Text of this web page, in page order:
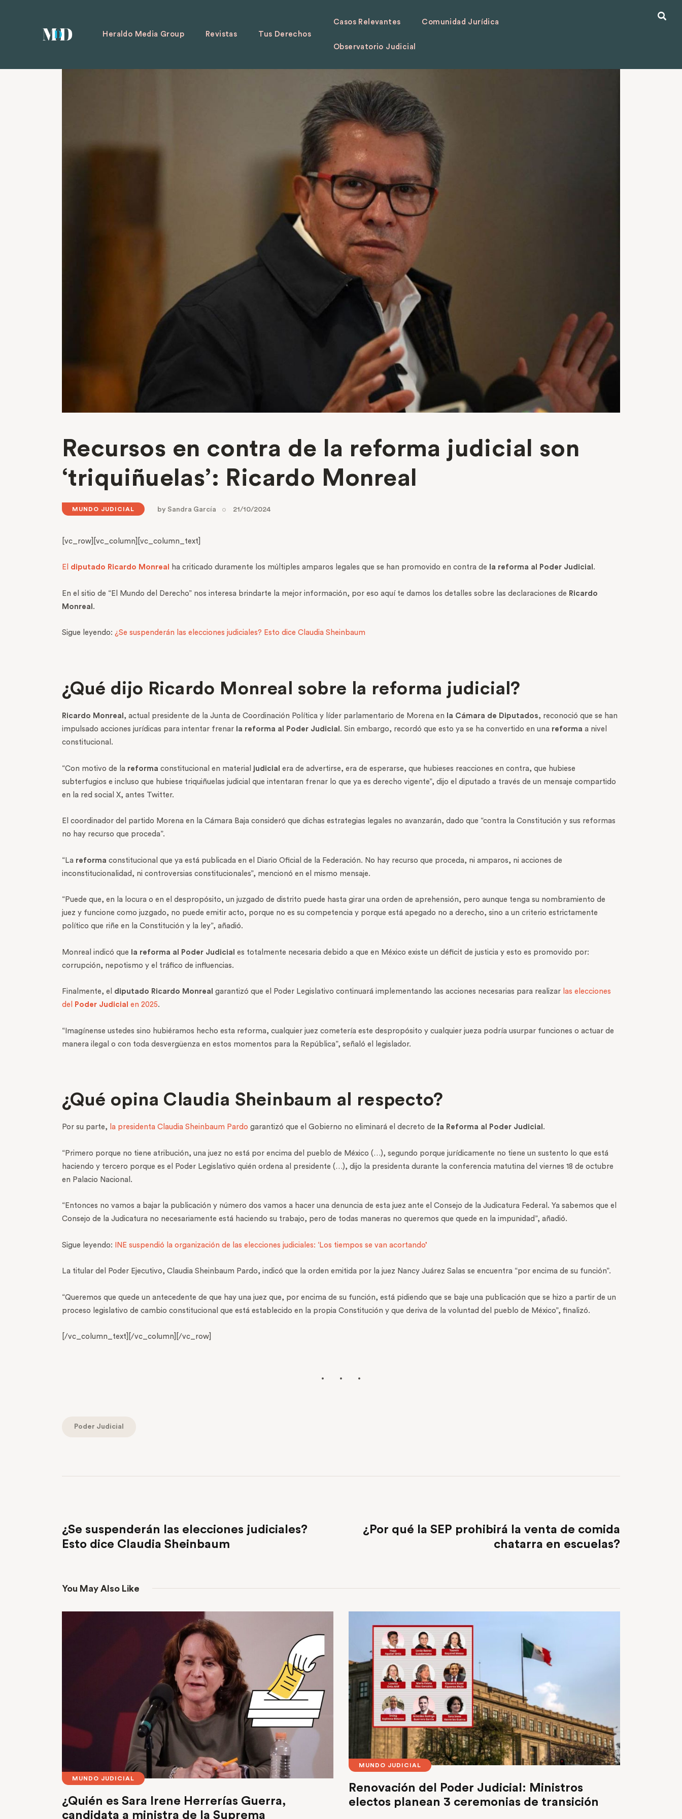
Heraldo Media Group Revistas Tus Derechos
Casos Relevantes Comunidad Jurídica
Observatorio Judicial
Recursos en contra de la reforma judicial son
‘triquiñuelas’: Ricardo Monreal
MUNDO JUDICIAL bySandra García 21/10/2024
[vc_row][vc_column][vc_column_text]
El diputado Ricardo Monreal ha criticado duramente los múltiples amparos legales que se han promovido en contra de la reforma al Poder Judicial .
En el sitio de “El Mundo del Derecho” nos interesa brindarte la mejor información, por eso aquí te damos los detalles sobre las declaraciones de Ricardo
Monreal .
Sigue leyendo: ¿Se suspenderán las elecciones judiciales? Esto dice Claudia Sheinbaum
¿Qué dijo Ricardo Monreal sobre la reforma judicial?
Ricardo Monreal , actual presidente de la Junta de Coordinación Política y líder parlamentario de Morena en la Cámara de Diputados, reconoció que se han
impulsado acciones jurídicas para intentar frenar la reforma al Poder Judicial . Sin embargo, recordó que esto ya se ha convertido en una reforma a nivel
constitucional.
“Con motivo de la reforma constitucional en material judicial era de advertirse, era de esperarse, que hubieses reacciones en contra, que hubiese
subterfugios e incluso que hubiese triquiñuelas judicial que intentaran frenar lo que ya es derecho vigente”, dijo el diputado a través de un mensaje compartido
en la red social X, antes Twitter.
El coordinador del partido Morena en la Cámara Baja consideró que dichas estrategias legales no avanzarán, dado que “contra la Constitución y sus reformas
no hay recurso que proceda”.
“La reforma constitucional que ya está publicada en el Diario Oficial de la Federación. No hay recurso que proceda, ni amparos, ni acciones de
inconstitucionalidad, ni controversias constitucionales”, mencionó en el mismo mensaje.
“Puede que, en la locura o en el despropósito, un juzgado de distrito puede hasta girar una orden de aprehensión, pero aunque tenga su nombramiento de
juez y funcione como juzgado, no puede emitir acto, porque no es su competencia y porque está apegado no a derecho, sino a un criterio estrictamente
político que riñe en la Constitución y la ley”, añadió.
Monreal indicó que la reforma al Poder Judicial es totalmente necesaria debido a que en México existe un déficit de justicia y esto es promovido por:
corrupción, nepotismo y el tráfico de influencias.
Finalmente, el diputado Ricardo Monreal garantizó que el Poder Legislativo continuará implementando las acciones necesarias para realizar las elecciones
del
Poder Judicial en 2025.
“Imagínense ustedes sino hubiéramos hecho esta reforma, cualquier juez cometería este despropósito y cualquier jueza podría usurpar funciones o actuar de
manera ilegal o con toda desvergüenza en estos momentos para la República”, señaló el legislador.
¿Qué opina Claudia Sheinbaum al respecto?
Por su parte, la presidenta Claudia Sheinbaum Pardo garantizó que el Gobierno no eliminará el decreto de la Reforma al Poder Judicial .
“Primero porque no tiene atribución, una juez no está por encima del pueblo de México (…), segundo porque jurídicamente no tiene un sustento lo que está
haciendo y tercero porque es el Poder Legislativo quién ordena al presidente (…), dijo la presidenta durante la conferencia matutina del viernes 18 de octubre
en Palacio Nacional.
“Entonces no vamos a bajar la publicación y número dos vamos a hacer una denuncia de esta juez ante el Consejo de la Judicatura Federal. Ya sabemos que el
Consejo de la Judicatura no necesariamente está haciendo su trabajo, pero de todas maneras no queremos que quede en la impunidad”, añadió.
Sigue leyendo: INE suspendió la organización de las elecciones judiciales: ‘Los tiempos se van acortando’
La titular del Poder Ejecutivo, Claudia Sheinbaum Pardo, indicó que la orden emitida por la juez Nancy Juárez Salas se encuentra “por encima de su función”.
“Queremos que quede un antecedente de que hay una juez que, por encima de su función, está pidiendo que se baje una publicación que se hizo a partir de un
proceso legislativo de cambio constitucional que está establecido en la propia Constitución y que deriva de la voluntad del pueblo de México”, finalizó.
[/vc_column_text][/vc_column][/vc_row]
Poder Judicial
¿Se suspenderán las elecciones judiciales?
Esto dice Claudia Sheinbaum
¿Por qué la SEP prohibirá la venta de comida
chatarra en escuelas?
You May Also Like
MUNDO JUDICIAL
¿Quién es Sara Irene Herrerías Guerra,
candidata a ministra de la Suprema
MUNDO JUDICIAL
Renovación del Poder Judicial: Ministros
electos planean 3 ceremonias de transición